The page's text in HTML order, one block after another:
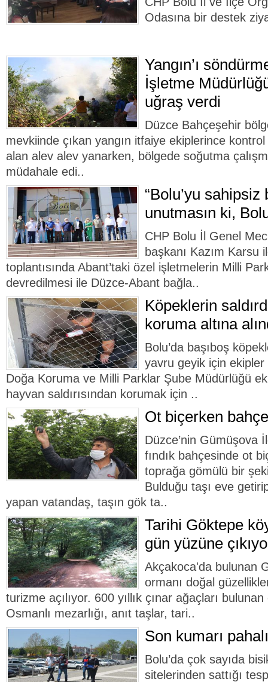
Odasına bir destek
Yangın’ı
İşletme
uğraş verdi
Düzce Bahçeşehir
mevkiinde çıkan yangın itfaiye ekiplerince kontrol
alan alev alev yanarken, bölgede soğutma
müdahale edi..
“Bolu’yu sahipsiz
unutmasın ki,
CHP Bolu İl Genel
başkanı Kazım Karsu
toplantısında Abant’taki özel işletmelerin Milli
devredilmesi ile Düzce-Abant bağla..
Köpeklerin
koruma altına
Bolu’da başıboş
yavru geyik için
Doğa Koruma ve Milli Parklar Şube Müdürlüğü
hayvan saldırısından korumak için ..
Ot biçerken
Düzce’nin Gümüşova
fındık bahçesinde ot
toprağa gömülü bir
Bulduğu taşı eve
yapan vatandaş, taşın gök ta..
Tarihi Göktepe
gün yüzüne
Akçakoca'da bulunan
ormanı doğal
turizme açılıyor. 600 yıllık çınar ağaçları
Osmanlı mezarlığı, anıt taşlar, tari..
Son kumarı
Bolu’da çok sayıda
sitelerinden sattığı